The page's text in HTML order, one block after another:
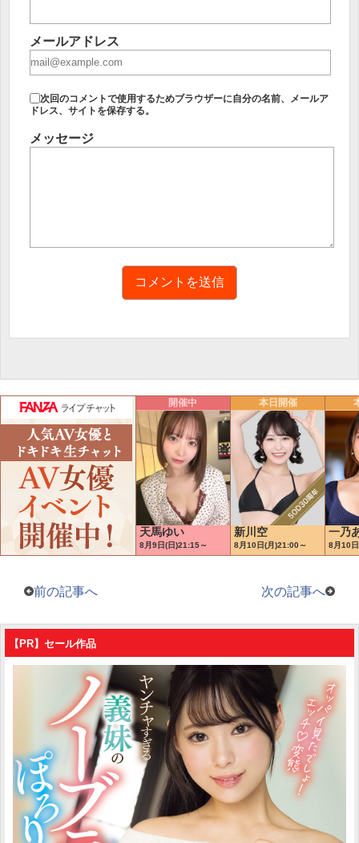
メールアドレス
次回のコメントで使用するためブラウザーに自分の名前、メールア
ドレス、サイトを保存する。
メッセージ
前の記事へ 次の記事へ
【PR】セール作品